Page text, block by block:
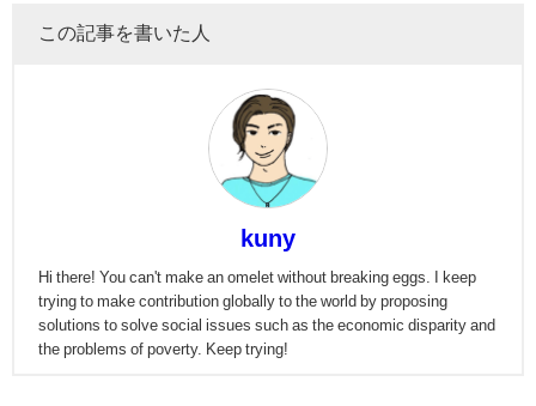
この記事を書いた人
kuny
Hi there! You can't make an omelet without breaking eggs. I keep
trying to make contribution globally to the world by proposing
solutions to solve social issues such as the economic disparity and
the problems of poverty. Keep trying!